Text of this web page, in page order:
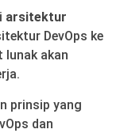
arsitektur
DevOps ke
lunak akan
prinsip yang
dan